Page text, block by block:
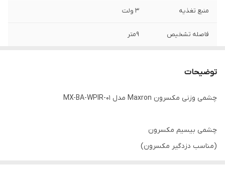
منبع تغذیه 3 ولت
فاصله تشخیص 9متر
با دستگاه اصلی
توضیحات
چشمی وزنی مکسرون Maxron مدل MX-BA-WPIR-01
چشمی بیسیم مکسرون
(مناسب دزدگیر مکسرون)